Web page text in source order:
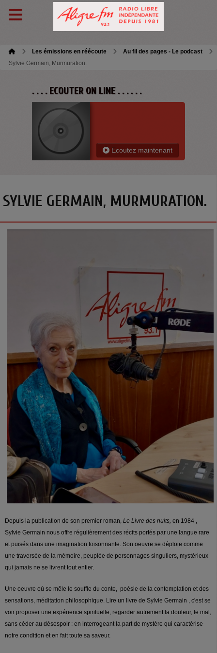
Les émissions en réécoute
Au fil des pages - Le podcast
Sylvie Germain, Murmuration.
. . . . ECOUTER ON LINE . . . . . .
Ecoutez maintenant
SYLVIE GERMAIN, MURMURATION.
Depuis la publication de son premier roman, Le Livre des nuits, en 1984 ,
Sylvie Germain nous offre régulièrement des récits portés par une langue rare
et puisés dans une imagination foisonnante. Son oeuvre se déploie comme
une traversée de la mémoire, peuplée de personnages singuliers, mystérieux
qui jamais ne se livrent tout entier.
Une oeuvre où se mêle le souffle du conte, poésie de la contemplation et des
sensations, méditation philosophique. Lire un livre de Sylvie Germain , c'est se
voir proposer une expérience spirituelle, regarder autrement la douleur, le mal,
sans céder au désespoir : en interrogeant la part de mystère qui caractérise
notre condition et en fait toute sa saveur.